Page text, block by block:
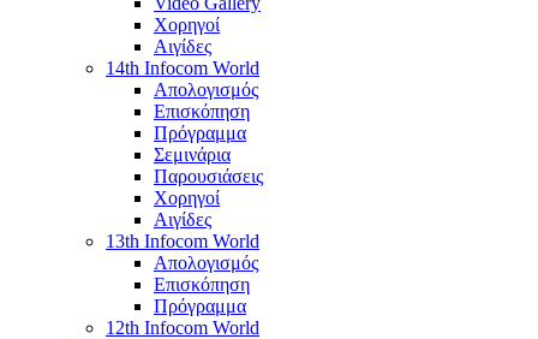
Χορηγοί
Αιγίδες
14th Infocom World
Απολογισμός
Επισκόπηση
Πρόγραμμα
Σεμινάρια
Παρουσιάσεις
Χορηγοί
Αιγίδες
13th Infocom World
Απολογισμός
Επισκόπηση
Πρόγραμμα
12th Infocom World